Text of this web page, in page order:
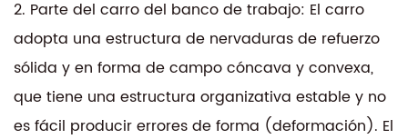
facilidad y confiabilidad. Sus funciones avanzadas
y su diseño centrado en el usuario lo convierten en
un activo valioso para cualquier entorno de
producción.
2. Parte del carro del banco de trabajo: El carro
adopta una estructura de nervaduras de refuerzo
sólida y en forma de campo cóncava y convexa,
que tiene una estructura organizativa estable y no
es fácil producir errores de forma (deformación). El